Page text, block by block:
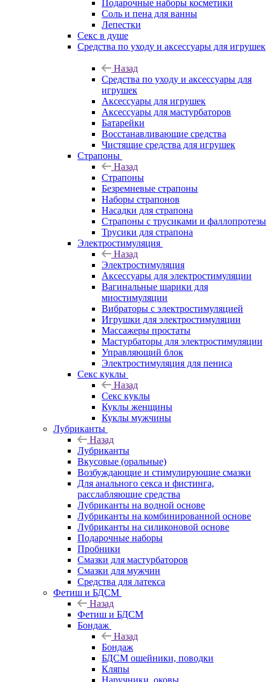
Подарочные наборы косметики
Соль и пена для ванны
Лепестки
Секс в душе
Средства по уходу и аксессуары для игрушек
Назад
Средства по уходу и аксессуары для
игрушек
Аксессуары для игрушек
Аксессуары для мастурбаторов
Батарейки
Восстанавливающие средства
Чистящие средства для игрушек
Страпоны
Назад
Страпоны
Безремневые страпоны
Наборы страпонов
Насадки для страпона
Страпоны с трусиками и фаллопротезы
Трусики для страпона
Электростимуляция
Назад
Электростимуляция
Аксессуары для электростимуляции
Вагинальные шарики для
миостимуляции
Вибраторы с электростимуляцией
Игрушки для электростимуляции
Массажеры простаты
Мастурбаторы для электростимуляции
Управляющий блок
Электростимуляция для пениса
Секс куклы
Назад
Секс куклы
Куклы женщины
Куклы мужчины
Лубриканты
Назад
Лубриканты
Вкусовые (оральные)
Возбуждающие и стимулирующие смазки
Для анального секса и фистинга,
расслабляющие средства
Лубриканты на водной основе
Лубриканты на комбинированной основе
Лубриканты на силиконовой основе
Подарочные наборы
Пробники
Смазки для мастурбаторов
Смазки для мужчин
Средства для латекса
Фетиш и БДСМ
Назад
Фетиш и БДСМ
Бондаж
Назад
Бондаж
БДСМ ошейники, поводки
Кляпы
Наручники, оковы